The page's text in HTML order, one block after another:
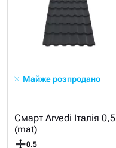
Майже розпродано
Смарт Arvedi Італія 0,5
(mat)
0.5